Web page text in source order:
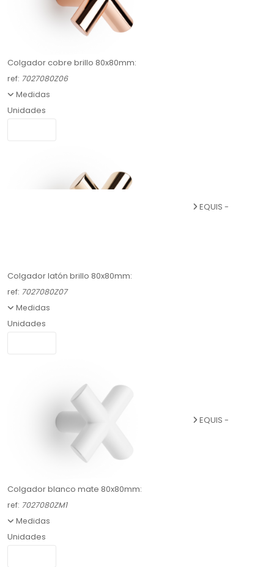
Colgador cobre brillo 80x80mm:
ref: 7027080Z06
Medidas
Unidades
EQUIS -
Colgador latón brillo 80x80mm:
ref: 7027080Z07
Medidas
Unidades
EQUIS -
Colgador blanco mate 80x80mm:
ref: 7027080ZM1
Medidas
Unidades